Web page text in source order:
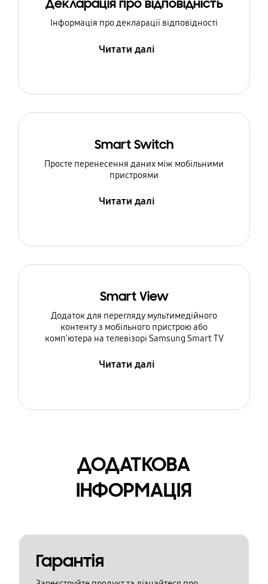
Декларація про відповідність
Інформація про декларації відповідності
Читати далі
Smart Switch
Просте перенесення даних між мобільними
пристроями
Читати далі
Smart View
Додаток для перегляду мультимедійного
контенту з мобільного пристрою або
комп'ютера на телевізорі Samsung Smart TV
Читати далі
ДОДАТКОВА
ІНФОРМАЦІЯ
Гарантія